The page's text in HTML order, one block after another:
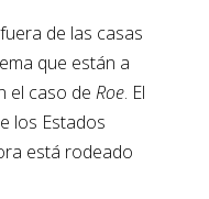
de las casas
que están a
el caso de Roe. El
los Estados
está rodeado